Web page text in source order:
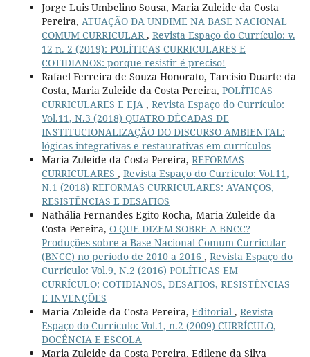
Jorge Luis Umbelino Sousa, Maria Zuleide da Costa
Pereira, ATUAÇÃO DA UNDIME NA BASE NACIONAL
COMUM CURRICULAR, Revista Espaço do Currículo: v.
12 n. 2 (2019): POLÍTICAS CURRICULARES E
COTIDIANOS: porque resistir é preciso!
Rafael Ferreira de Souza Honorato, Tarcísio Duarte da
Costa, Maria Zuleide da Costa Pereira, POLÍTICAS
CURRICULARES E EJA , Revista Espaço do Currículo:
Vol.11, N.3 (2018) QUATRO DÉCADAS DE
INSTITUCIONALIZAÇÃO DO DISCURSO AMBIENTAL:
lógicas integrativas e restaurativas em currículos
Maria Zuleide da Costa Pereira, REFORMAS
CURRICULARES , Revista Espaço do Currículo: Vol.11,
N.1 (2018) REFORMAS CURRICULARES: AVANÇOS,
RESISTÊNCIAS E DESAFIOS
Nathália Fernandes Egito Rocha, Maria Zuleide da
Costa Pereira, O QUE DIZEM SOBRE A BNCC?
Produções sobre a Base Nacional Comum Curricular
(BNCC) no período de 2010 a 2016 , Revista Espaço do
Currículo: Vol.9, N.2 (2016) POLÍTICAS EM
CURRÍCULO: COTIDIANOS, DESAFIOS, RESISTÊNCIAS
E INVENÇÕES
Maria Zuleide da Costa Pereira, Editorial , Revista
Espaço do Currículo: Vol.1, n.2 (2009) CURRÍCULO,
DOCÊNCIA E ESCOLA
Maria Zuleide da Costa Pereira, Edilene da Silva